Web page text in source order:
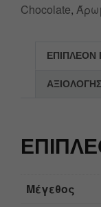
Chocolate,
ΕΠΙΠΛΈΟΝ
Μέγεθος